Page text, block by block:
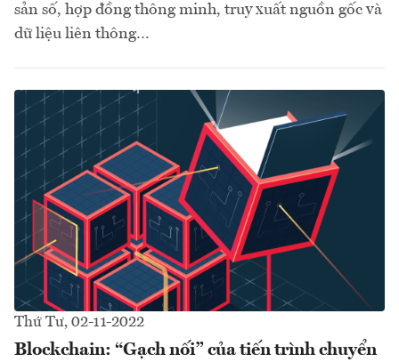
sản số, hợp đồng thông minh, truy xuất nguồn gốc và
dữ liệu liên thông…
Thứ Tư, 02-11-2022
Blockchain: “Gạch nối” của tiến trình chuyển